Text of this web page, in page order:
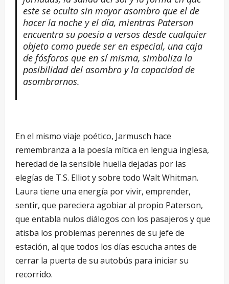
este se oculta sin mayor asombro que el de
hacer la noche y el día, mientras Paterson
encuentra su poesía a versos desde cualquier
objeto como puede ser en especial, una caja
de fósforos que en sí misma, simboliza la
posibilidad del asombro y la capacidad de
asombrarnos.
En el mismo viaje poético, Jarmusch hace
remembranza a la poesía mítica en lengua inglesa,
heredad de la sensible huella dejadas por las
elegías de T.S. Elliot y sobre todo Walt Whitman.
Laura tiene una energía por vivir, emprender,
sentir, que pareciera agobiar al propio Paterson,
que entabla nulos diálogos con los pasajeros y que
atisba los problemas perennes de su jefe de
estación, al que todos los días escucha antes de
cerrar la puerta de su autobús para iniciar su
recorrido.